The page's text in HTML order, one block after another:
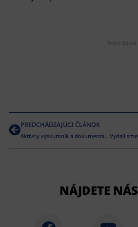
Tento
PREDCHÁDZAJÚCI ČLÁNOK
Aktívny výskumník a dokumentarista
NÁJDETE